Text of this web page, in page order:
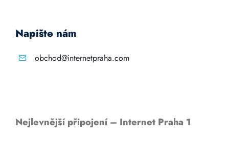
Napište nám
obchod@internetpraha.com
Nejlevnější připojení – Internet Praha 1